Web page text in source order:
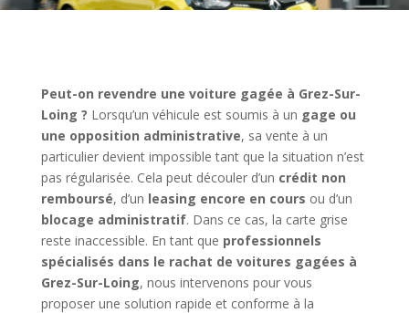
Peut-on revendre une voiture gagée à Grez-Sur-
Loing ? Lorsqu’un véhicule est soumis à un gage ou
une opposition administrative, sa vente à un
particulier devient impossible tant que la situation n’est
pas régularisée. Cela peut découler d’un crédit non
remboursé, d’un leasing encore en cours ou d’un
blocage administratif. Dans ce cas, la carte grise
reste inaccessible. En tant que professionnels
spécialisés dans le rachat de voitures gagées à
Grez-Sur-Loing, nous intervenons pour vous
proposer une solution rapide et conforme à la